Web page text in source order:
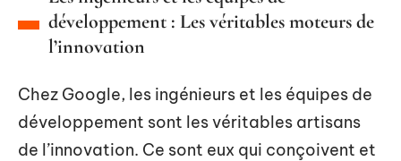
développement : Les véritables moteurs de
l’innovation
Chez Google, les ingénieurs et les équipes de
développement sont les véritables artisans
de l’innovation. Ce sont eux qui conçoivent et